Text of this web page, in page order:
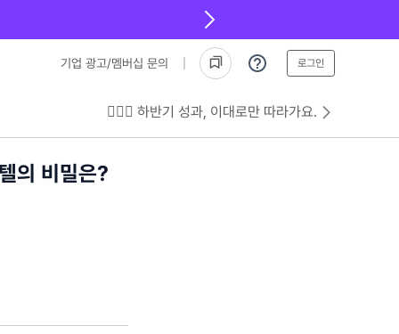
기업 광고/멤버십 문의 로그인
💁🏻‍♂️ 하반기 성과, 이대로만 따라가요.
의 비밀은?